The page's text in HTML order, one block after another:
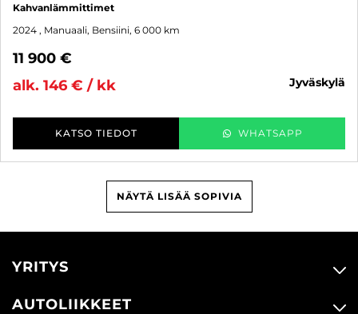
Kahvanlämmittimet
2024 , Manuaali, Bensiini, 6 000 km
11 900 €
alk. 146 € / kk
jyväskylä
KATSO TIEDOT WHATSAPP
NÄYTÄ LISÄÄ SOPIVIA
YRITYS
AUTOLIIKKEET